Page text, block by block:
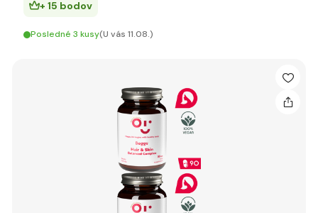
+ 15 bodov
Posledné 3 kusy(U vás 11.08.)